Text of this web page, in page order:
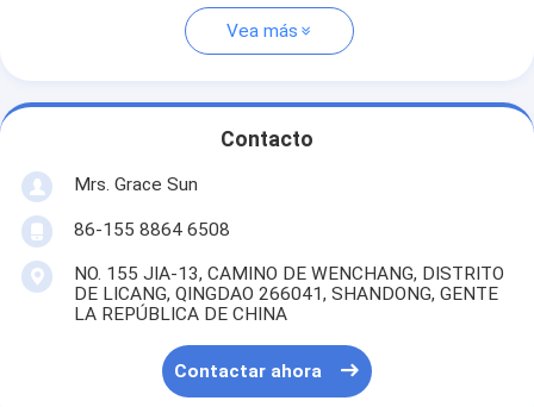
Vea más
Contacto
Mrs. Grace Sun
86-155 8864 6508
NO. 155 JIA-13, CAMINO DE WENCHANG, DISTRITO
DE LICANG, QINGDAO 266041, SHANDONG, GENTE
LA REPÚBLICA DE CHINA
Contactar ahora